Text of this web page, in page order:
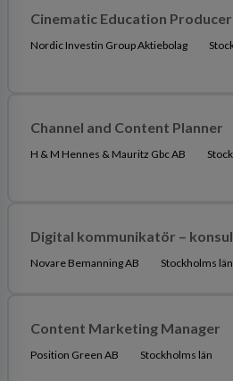
Cinematic Education Producer
Nordic Investin Group Aktiebolag
Channel and Content Planner
H & M Hennes & Mauritz Gbc AB
Digital kommunikatör –
Novare Bemanning AB Stockholms län
Content Marketing Manager
Position Green AB Stockholms län